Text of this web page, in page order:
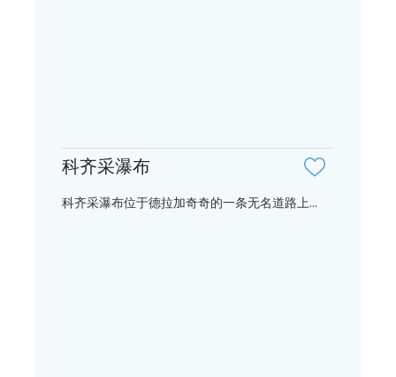
科齐采瀑布
科齐采瀑布位于德拉加奇奇的一条无名道路上...